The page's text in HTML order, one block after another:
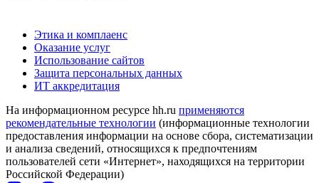
Этика и комплаенс
Оказание услуг
Использование сайтов
Защита персональных данных
ИТ аккредитация
На информационном ресурсе hh.ru применяются
рекомендательные технологии (информационные технологии
предоставления информации на основе сбора, систематизации
и анализа сведений, относящихся к предпочтениям
пользователей сети «Интернет», находящихся на территории
Российской Федерации)